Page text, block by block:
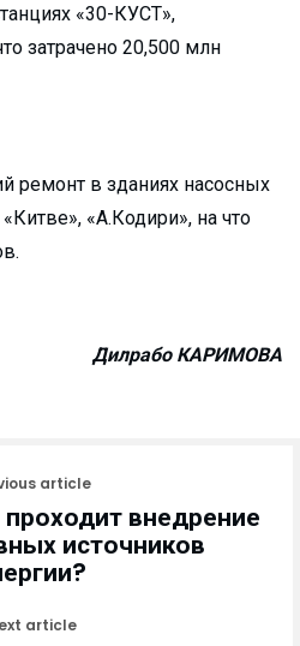
«30-КУСТ»,
затрачено 20,500 млн
ремонт в зданиях насосных
«А.Кодири», на что
Дилрабо КАРИМОВА
article
внедрение
источников
article